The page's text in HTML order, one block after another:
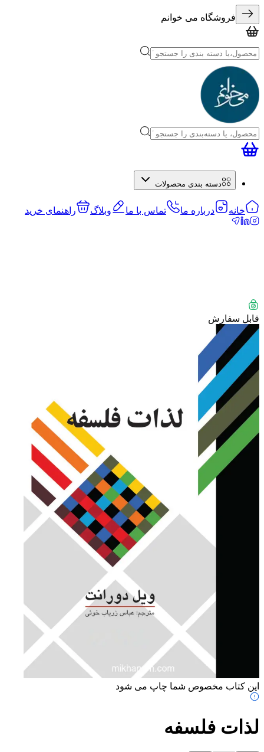
فروشگاه می خوانم
دسته بندی محصولات
خانه درباره ما تماس با ما وبلاگ راهنمای خرید
قابل سفارش
این کتاب مخصوص شما چاپ می شود
لذات فلسفه